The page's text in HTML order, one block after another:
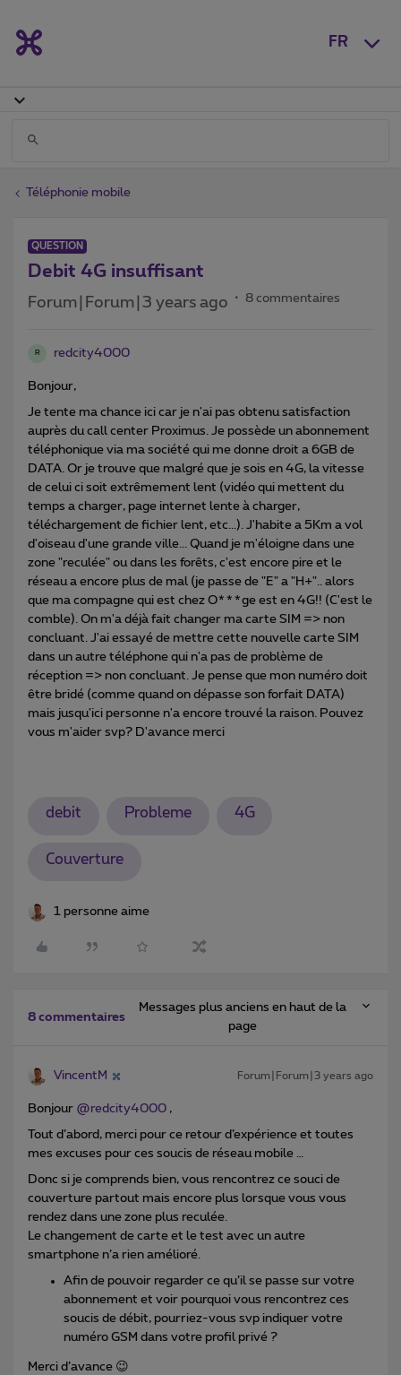
FR
Téléphonie mobile
QUESTION
Debit 4G insuffisant
Forum|Forum|3 years ago 8 commentaires
R redcity4000
Bonjour,
Je tente ma chance ici car je n'ai pas obtenu satisfaction
auprès du call center Proximus. Je possède un abonnement
téléphonique via ma société qui me donne droit a 6GB de
DATA. Or je trouve que malgré que je sois en 4G, la vitesse
de celui ci soit extrêmement lent (vidéo qui mettent du
temps a charger, page internet lente à charger,
téléchargement de fichier lent, etc...). J'habite a 5Km a vol
d'oiseau d'une grande ville... Quand je m'éloigne dans une
zone "reculée" ou dans les forêts, c'est encore pire et le
réseau a encore plus de mal (je passe de "E" a "H+".. alors
que ma compagne qui est chez O***ge est en 4G!! (C'est le
comble). On m'a déjà fait changer ma carte SIM => non
concluant. J'ai essayé de mettre cette nouvelle carte SIM
dans un autre téléphone qui n'a pas de problème de
réception => non concluant. Je pense que mon numéro doit
être bridé (comme quand on dépasse son forfait DATA)
mais jusqu'ici personne n'a encore trouvé la raison. Pouvez
vous m'aider svp? D'avance merci
debit Probleme 4G
Couverture
1 personne aime
8 commentaires
Messages plus anciens en haut de la
page
VincentM Forum|Forum|3 years ago
Bonjour @redcity4000 ,
Tout d’abord, merci pour ce retour d’expérience et toutes
mes excuses pour ces soucis de réseau mobile …
Donc si je comprends bien, vous rencontrez ce souci de
couverture partout mais encore plus lorsque vous vous
rendez dans une zone plus reculée.
Le changement de carte et le test avec un autre
smartphone n’a rien amélioré.
Afin de pouvoir regarder ce qu’il se passe sur votre
abonnement et voir pourquoi vous rencontrez ces
soucis de débit, pourriez-vous svp indiquer votre
numéro GSM dans votre profil privé ?
Merci d’avance 😉